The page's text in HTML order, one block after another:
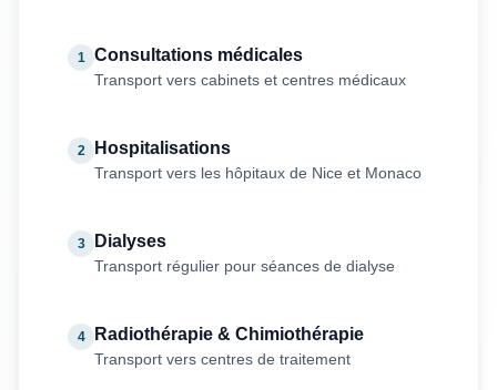
1 Consultations médicales
Transport vers cabinets et centres médicaux
2 Hospitalisations
Transport vers les hôpitaux de Nice et Monaco
3 Dialyses
Transport régulier pour séances de dialyse
4 Radiothérapie & Chimiothérapie
Transport vers centres de traitement